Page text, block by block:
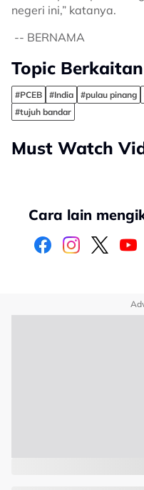
negeri ini,” katanya.
-- BERNAMA
Topic Berkaitan
#PCEB #India #pulau pinang
#tujuh bandar
Must Watch
Cara lain